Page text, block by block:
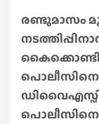
രണ്ടുമാസം
പൊലീസിനെ